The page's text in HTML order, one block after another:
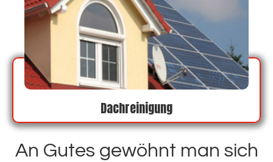
Dachreinigung
An Gutes gewöhnt man sich